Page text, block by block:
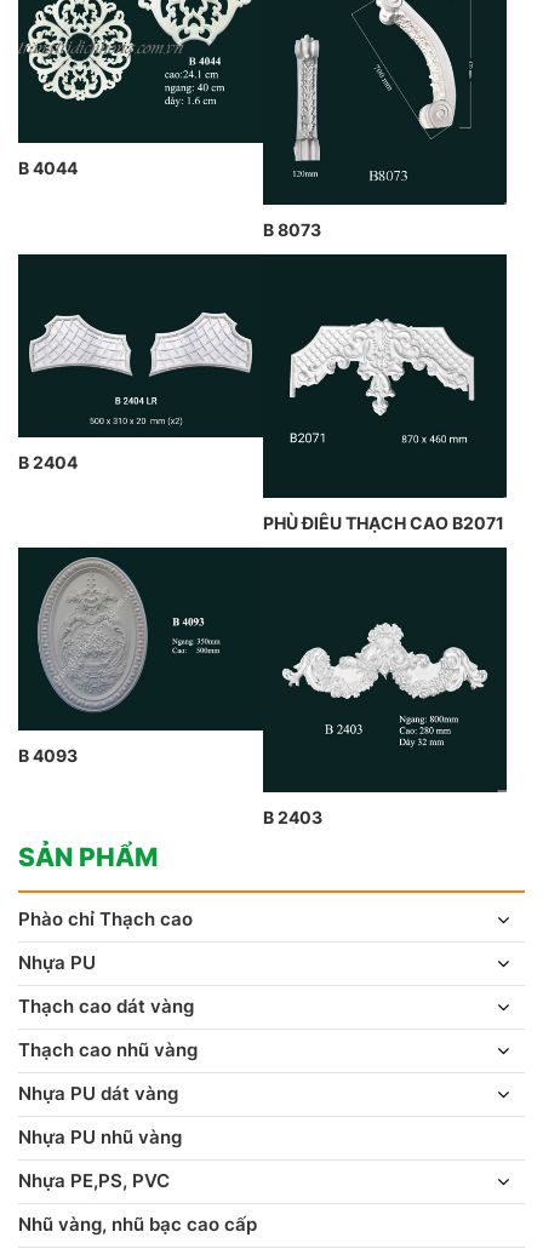
B 4044
B 8073
B 2404
PHÙ ĐIÊU THẠCH CAO B2071
B 4093
B 2403
SẢN PHẨM
Phào chỉ Thạch cao
Nhựa PU
Thạch cao dát vàng
Thạch cao nhũ vàng
Nhựa PU dát vàng
Nhựa PU nhũ vàng
Nhựa PE,PS, PVC
Nhũ vàng, nhũ bạc cao cấp